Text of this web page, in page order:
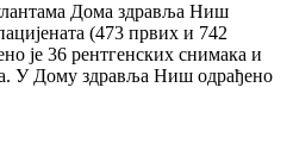
Дома здравља Ниш
(473 првих и 742
је 36 рентгенских снимака и
У Дому здравља Ниш одрађенo